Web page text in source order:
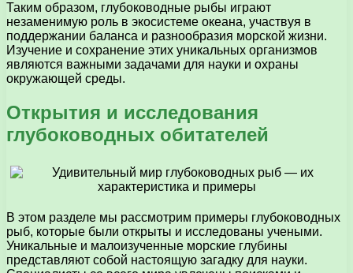
Таким образом, глубоководные рыбы играют
незаменимую роль в экосистеме океана, участвуя в
поддержании баланса и разнообразия морской жизни.
Изучение и сохранение этих уникальных организмов
являются важными задачами для науки и охраны
окружающей среды.
Открытия и исследования
глубоководных обитателей
В этом разделе мы рассмотрим примеры глубоководных
рыб, которые были открыты и исследованы учеными.
Уникальные и малоизученные морские глубины
представляют собой настоящую загадку для науки.